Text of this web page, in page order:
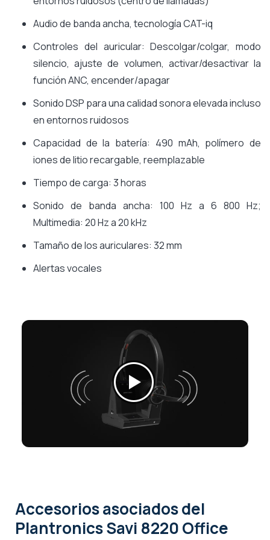
Audio de banda ancha, tecnología CAT-iq
Controles del auricular: Descolgar/colgar, modo
silencio, ajuste de volumen, activar/desactivar la
función ANC, encender/apagar
Sonido DSP para una calidad sonora elevada incluso
en entornos ruidosos
Capacidad de la batería: 490 mAh, polímero de
iones de litio recargable, reemplazable
Tiempo de carga: 3 horas
Sonido de banda ancha: 100 Hz a 6 800 Hz;
Multimedia: 20 Hz a 20 kHz
Tamaño de los auriculares: 32 mm
Alertas vocales
Accesorios asociadosdel
Plantronics Savi 8220 Office